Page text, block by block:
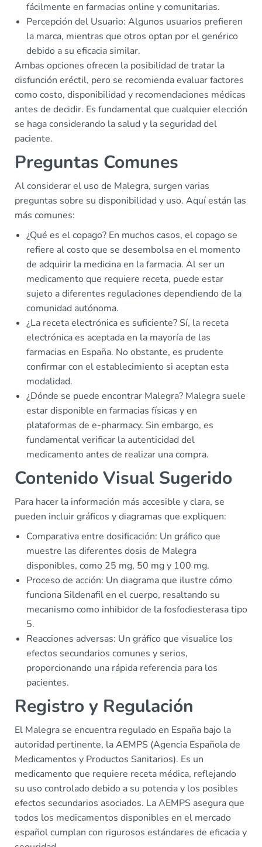
fácilmente en farmacias online y comunitarias.
Percepción del Usuario: Algunos usuarios prefieren
la marca, mientras que otros optan por el genérico
debido a su eficacia similar.
Ambas opciones ofrecen la posibilidad de tratar la
disfunción eréctil, pero se recomienda evaluar factores
como costo, disponibilidad y recomendaciones médicas
antes de decidir. Es fundamental que cualquier elección
se haga considerando la salud y la seguridad del
paciente.
Preguntas Comunes
Al considerar el uso de Malegra, surgen varias
preguntas sobre su disponibilidad y uso. Aquí están las
más comunes:
¿Qué es el copago? En muchos casos, el copago se
refiere al costo que se desembolsa en el momento
de adquirir la medicina en la farmacia. Al ser un
medicamento que requiere receta, puede estar
sujeto a diferentes regulaciones dependiendo de la
comunidad autónoma.
¿La receta electrónica es suficiente? Sí, la receta
electrónica es aceptada en la mayoría de las
farmacias en España. No obstante, es prudente
confirmar con el establecimiento si aceptan esta
modalidad.
¿Dónde se puede encontrar Malegra? Malegra suele
estar disponible en farmacias físicas y en
plataformas de e-pharmacy. Sin embargo, es
fundamental verificar la autenticidad del
medicamento antes de realizar una compra.
Contenido Visual Sugerido
Para hacer la información más accesible y clara, se
pueden incluir gráficos y diagramas que expliquen:
Comparativa entre dosificación: Un gráfico que
muestre las diferentes dosis de Malegra
disponibles, como 25 mg, 50 mg y 100 mg.
Proceso de acción: Un diagrama que ilustre cómo
funciona Sildenafil en el cuerpo, resaltando su
mecanismo como inhibidor de la fosfodiesterasa tipo
5.
Reacciones adversas: Un gráfico que visualice los
efectos secundarios comunes y serios,
proporcionando una rápida referencia para los
pacientes.
Registro y Regulación
El Malegra se encuentra regulado en España bajo la
autoridad pertinente, la AEMPS (Agencia Española de
Medicamentos y Productos Sanitarios). Es un
medicamento que requiere receta médica, reflejando
su uso controlado debido a su potencia y los posibles
efectos secundarios asociados. La AEMPS asegura que
todos los medicamentos disponibles en el mercado
español cumplan con rigurosos estándares de eficacia y